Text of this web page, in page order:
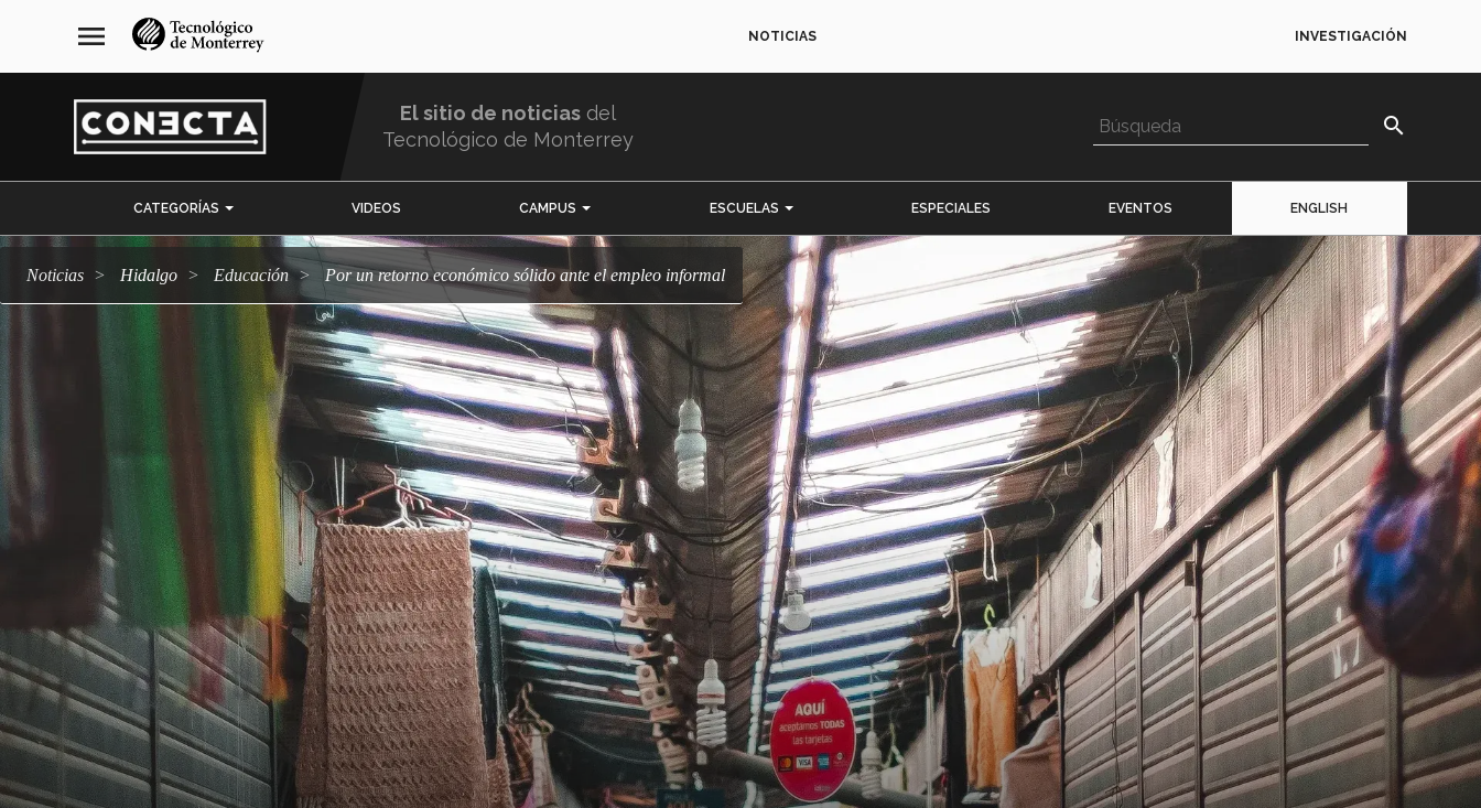
navegación
principal
menu NOTICIAS INVESTIGACIÓN
El sitio de noticias del
Tecnológico de Monterrey
search
CATEGORÍAS VIDEOS CAMPUS ESCUELAS ESPECIALES EVENTOS ENGLISH
Noticias Hidalgo Educación Por un retorno económico sólido ante el empleo informal